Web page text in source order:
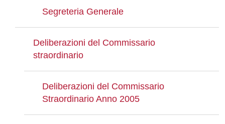
Segreteria Generale
Deliberazioni del Commissario
straordinario
Deliberazioni del Commissario
Straordinario Anno 2005